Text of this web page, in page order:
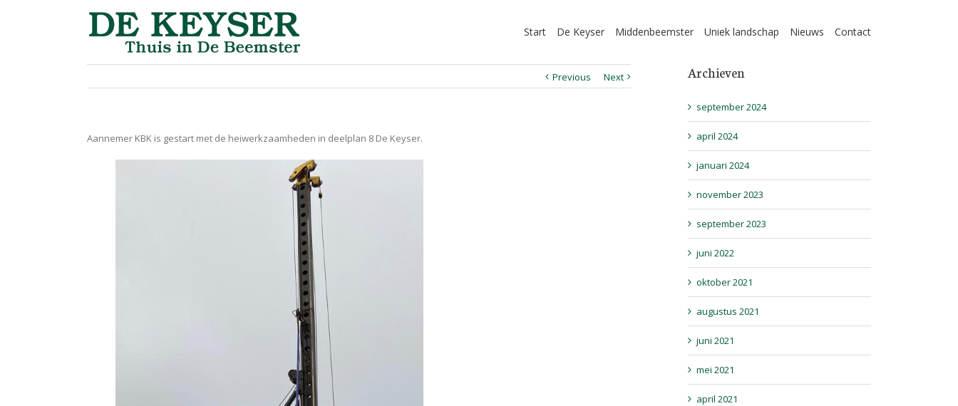
Start De Keyser Middenbeemster Uniek landschap Nieuws Contact
Previous Next
Aannemer KBK is gestart met de heiwerkzaamheden in deelplan 8 De Keyser.
Archieven
september 2024
april 2024
januari 2024
november 2023
september 2023
juni 2022
oktober 2021
augustus 2021
juni 2021
mei 2021
april 2021